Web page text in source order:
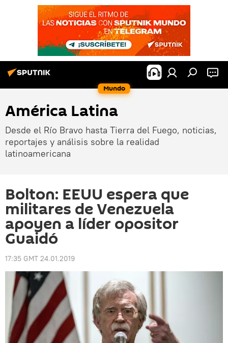
Mundo
América Latina
Desde el Río Bravo hasta Tierra del Fuego, noticias,
reportajes y análisis sobre la realidad
latinoamericana
Bolton: EEUU espera que
militares de Venezuela
apoyen a líder opositor
Guaidó
17:35 GMT 24.01.2019